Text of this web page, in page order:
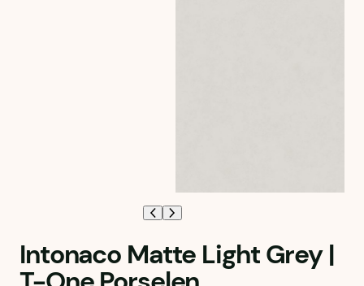
Intonaco Matte Light Grey |